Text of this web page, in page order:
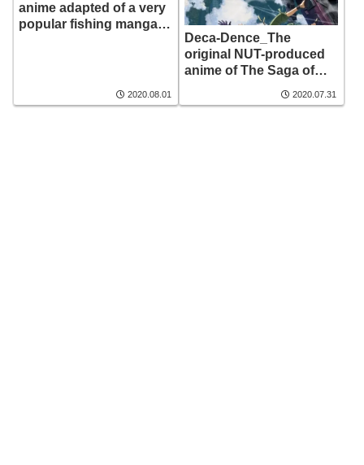
anime adapted of a very
popular fishing manga,
2020.08.01
Deca-Dence_The
original NUT-produced
anime of The Saga of
the voice actors and
2020.07.31